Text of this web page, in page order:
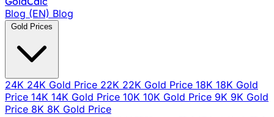
Blog (EN) Blog
Gold Prices
24K 24K Gold Price 22K 22K Gold Price 18K 18K Gold
Price 14K 14K Gold Price 10K 10K Gold Price 9K 9K Gold
Price 8K 8K Gold Price